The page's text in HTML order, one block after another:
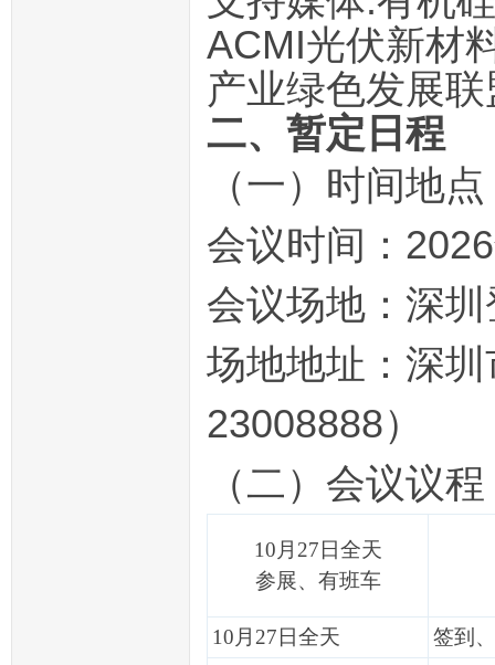
ACMI光伏新材
产业绿色发展
二、暂定日程
（一）时间地
会议时间：
会议场地：深
场地地址：深
23008888）
（二）会议议
10月27日全天
参展、有班车
10月27日全天
签到